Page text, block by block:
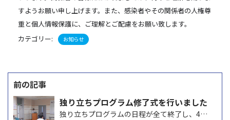
すようお願い申し上げます。また、感染者やその関係者の人権尊
重と個人情報保護に、ご理解とご配慮をお願い致します。
カテゴリー:
お知らせ
投
稿
ナ
独り立ちプログラム修了式を行いました
独り立ちプログラムの日程が全て終了し、4月20日に、独り立ちプログラム修了式と発表会を執り行いました…